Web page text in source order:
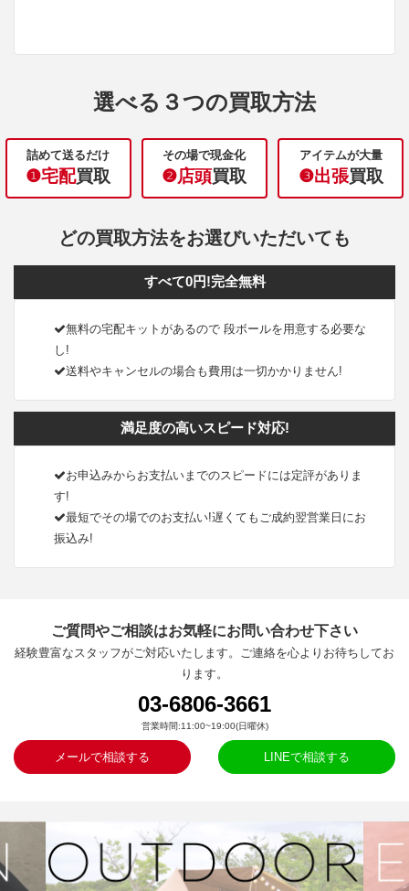
選べる３つの買取方法
詰めて送るだけ
❶宅配買取
その場で現金化
❷店頭買取
アイテムが大量
❸出張買取
どの買取方法をお選びいただいても
すべて0円!完全無料
無料の宅配キットがあるので 段ボールを用意する必要な
し!
送料やキャンセルの場合も費用は一切かかりません!
満足度の高いスピード対応!
お申込みからお支払いまでのスピードには定評がありま
す!
最短でその場でのお支払い!遅くてもご成約翌営業日にお
振込み!
ご質問やご相談はお気軽にお問い合わせ下さい
経験豊富なスタッフがご対応いたします。ご連絡を心よりお待ちしてお
ります。
03-6806-3661
営業時間:11:00~19:00(日曜休)
メールで相談する LINEで相談する